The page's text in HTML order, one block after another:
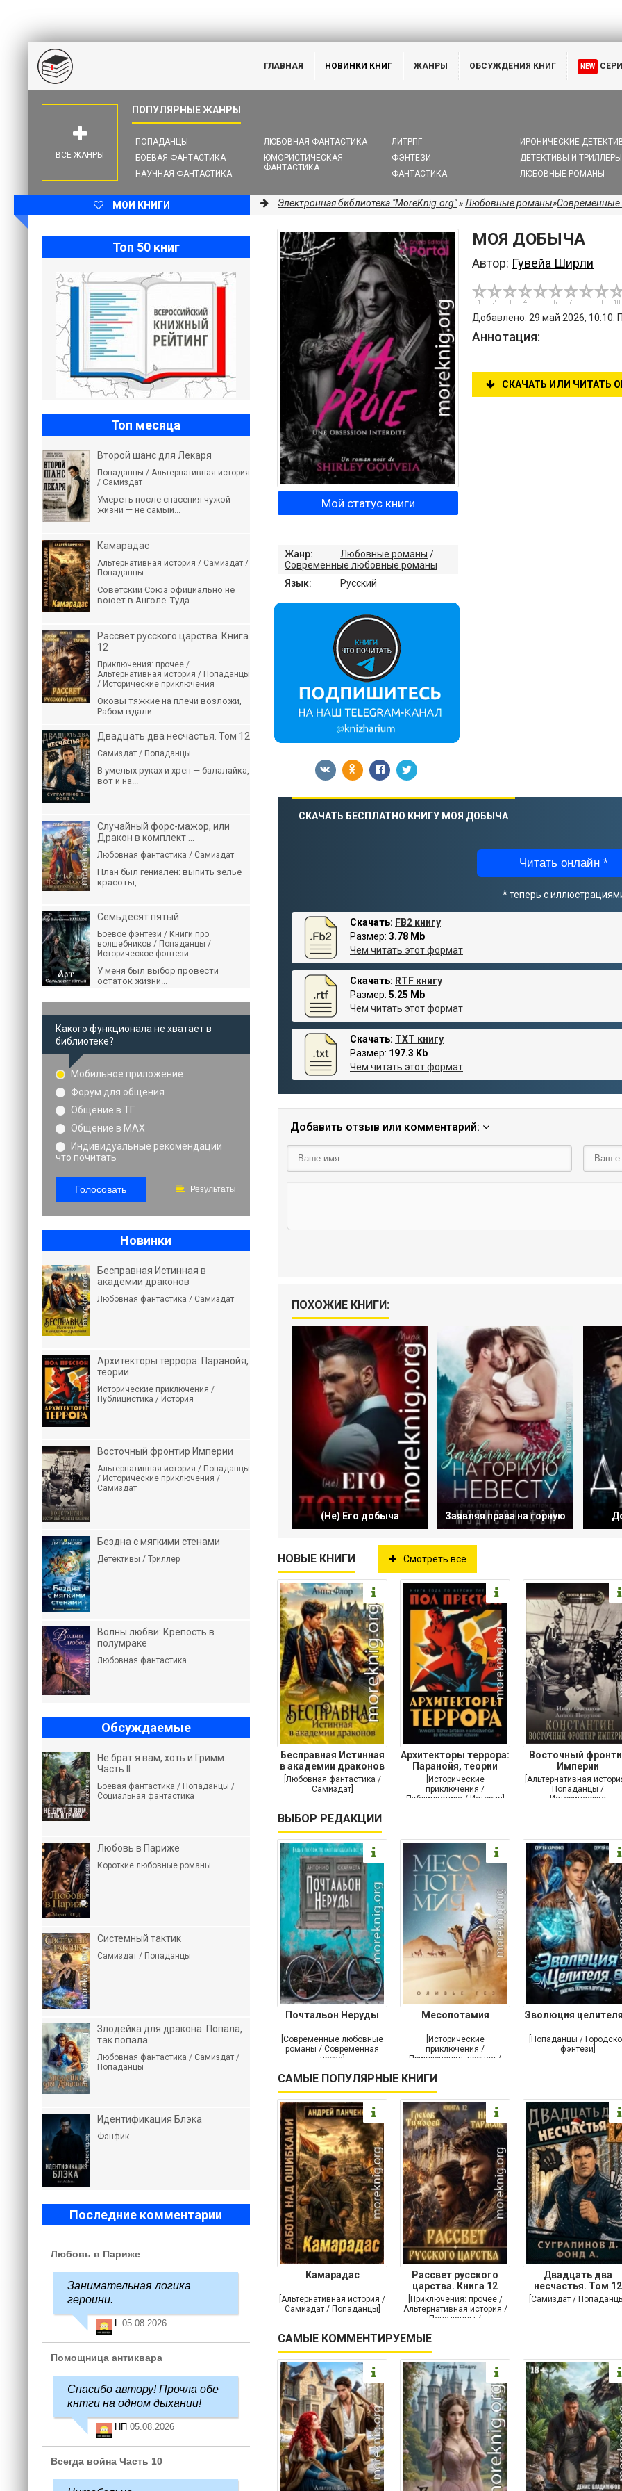
ГЛАВНАЯ НОВИНКИ КНИГ ЖАНРЫ ОБСУЖДЕНИЯ КНИГ NEW
ПОПАДАНЦЫ
БОЕВАЯ ФАНТАСТИКА
НАУЧНАЯ ФАНТАСТИКА
ЛЮБОВНАЯ ФАНТАСТИКА
ЮМОРИСТИЧЕСКАЯ
ФАНТАСТИКА
ЛИТРПГ
ФЭНТЕЗИ
ФАНТАСТИКА
ИРОНИЧЕСКИЕ
ДЕТЕКТИВЫ И ТРИЛЛЕРЫ
ЛЮБОВНЫЕ РОМАНЫ
ВСЕ ЖАНРЫ
МОИ КНИГИ Электронная библиотека "MoreKnig.org"»Любовные романы»
МОЯ ДОБЫЧА
Автор: Гувейа Ширли
Добавлено: 29 май 2026, 10:10.
Аннотация:
СКАЧАТЬ ИЛИ ЧИТАТЬ
Мой статус книги
Жанр: Любовные романы /
Современные любовные романы
Язык:
Русский
СКАЧАТЬ БЕСПЛАТНО КНИГУ МОЯ ДОБЫЧА
Читать онлайн *
* теперь с
Скачать: FB2 книгу
Размер: 3.78 Mb
Чем читать этот формат
Скачать: RTF книгу
Размер: 5.25 Mb
Чем читать этот формат
Скачать: TXT книгу
Размер: 197.3 Kb
Чем читать этот формат
Добавить отзыв или комментарий:
ПОХОЖИЕ КНИГИ:
(Не) Его добыча Заявляя права на горную
НОВЫЕ КНИГИ Смотреть все
Бесправная Истинная
в академии драконов
[Любовная фантастика /
Самиздат]
Архитекторы террора:
Паранойя, теории
заговора и
[Исторические
приключения /
Публицистика / История]
Восточный
Империи
[Альтернативная
Попаданцы /
Исторические
ВЫБОР РЕДАКЦИИ
Почтальон Неруды
[Современные любовные
романы / Современная
проза]
Месопотамия
[Исторические
приключения /
Приключения: прочее /
Историческая проза]
Эволюция
[Попаданцы /
фэнтези]
САМЫЕ ПОПУЛЯРНЫЕ КНИГИ
Камарадас
[Альтернативная история /
Самиздат / Попаданцы]
Рассвет русского
царства. Книга 12
[Приключения: прочее /
Альтернативная история /
Попаданцы /
приключения]
Двадцать два
несчастья. Том 12
[Самиздат /
САМЫЕ КОММЕНТИРУЕМЫЕ
Топ 50 книг
Топ месяца
Второй шанс для Лекаря
Попаданцы / Альтернативная история
/ Самиздат
Умереть после спасения чужой
жизни — не самый...
Камарадас
Альтернативная история / Самиздат /
Попаданцы
Советский Союз официально не
воюет в Анголе. Туда...
Рассвет русского царства. Книга
12
Приключения: прочее /
Альтернативная история / Попаданцы
/ Исторические приключения
Оковы тяжкие на плечи возложи,
Рабом вдали...
Двадцать два несчастья. Том 12
Самиздат / Попаданцы
В умелых руках и хрен — балалайка,
вот и на...
Случайный форс-мажор, или
Дракон в комплект ...
Любовная фантастика / Самиздат
План был гениален: выпить зелье
красоты,...
Семьдесят пятый
Боевое фэнтези / Книги про
волшебников / Попаданцы /
Историческое фэнтези
У меня был выбор провести
остаток жизни...
Какого функционала не хватает в
библиотеке?
Мобильное приложение
Форум для общения
Общение в ТГ
Общение в MAX
Индивидуальные рекомендации
что почитать
Голосовать Результаты
Новинки
Бесправная Истинная в
академии драконов
Любовная фантастика / Самиздат
Архитекторы террора: Паранойя,
теории
Исторические приключения /
Публицистика / История
Восточный фронтир Империи
Альтернативная история / Попаданцы
/ Исторические приключения /
Самиздат
Бездна с мягкими стенами
Детективы / Триллер
Волны любви: Крепость в
полумраке
Любовная фантастика
Обсуждаемые
Не брат я вам, хоть и Гримм.
Часть II
Боевая фантастика / Попаданцы /
Социальная фантастика
Любовь в Париже
Короткие любовные романы
Системный тактик
Самиздат / Попаданцы
Злодейка для дракона. Попала,
так попала
Любовная фантастика / Самиздат /
Попаданцы
Идентификация Блэка
Фанфик
Последние комментарии
Любовь в Париже
Занимательная логика
героини.
L 05.08.2026
Помощница антиквара
Спасибо автору! Прочла обе
кнтги на одном дыхании!
НП 05.08.2026
Всегда война Часть 10